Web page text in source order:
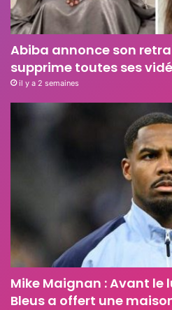
Abiba annonce son
supprime toutes ses
il y a 2 semaines
Mike Maignan : Avant le
Bleus a offert une